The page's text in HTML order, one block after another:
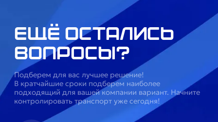
Ещё остались
вопросы?
Подберем для вас лучшее решение!
В кратчайшие сроки подберем наиболее
подходящий для вашей компании вариант. Начните
контролировать транспорт уже сегодня!